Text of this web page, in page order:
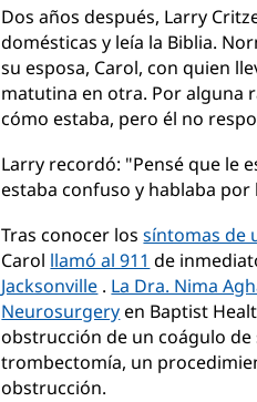
Dos años después, Larry
domésticas y leía la Biblia.
su esposa, Carol, con quien
matutina en otra. Por alguna
cómo estaba, pero él no
Larry recordó: "Pensé que le
estaba confuso y hablaba por
Tras conocer lossíntomas de
Carol llamó al 911 de
Jacksonville . La Dra. Nima
Neurosurgeryen Baptist
obstrucción de un coágulo de
trombectomía, un
obstrucción.